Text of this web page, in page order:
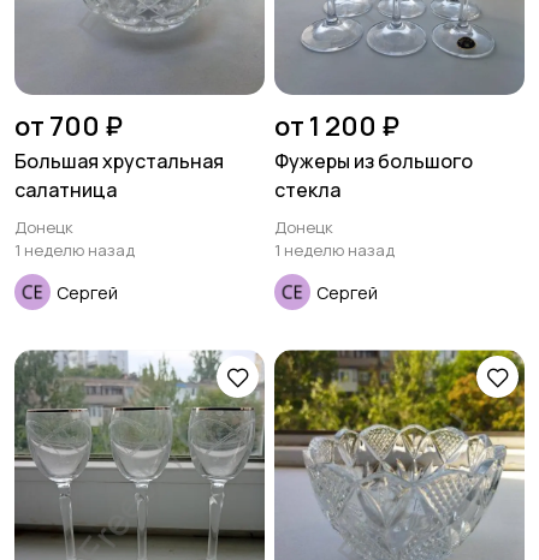
от 700 ₽
Большая хрустальная
салатница
Донецк
1 неделю назад
Сергей
от 1 200 ₽
Фужеры из большого
стекла
Донецк
1 неделю назад
Сергей